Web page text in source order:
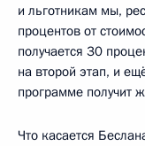
и льготникам мы,
процентов от
получается 30
на второй этап, и
программе получит
Что касается